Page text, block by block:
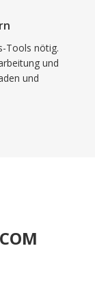
Tools nötig.
und
und